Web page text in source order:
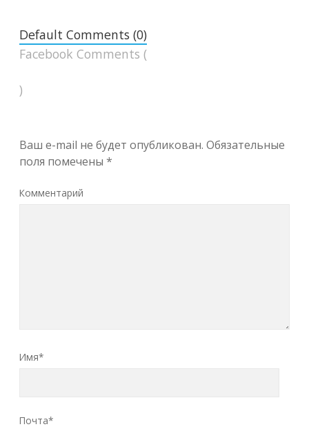
Default Comments (0)
Facebook Comments (
)
Ваш e-mail не будет опубликован. Обязательные
поля помечены *
Комментарий
Имя*
Почта*